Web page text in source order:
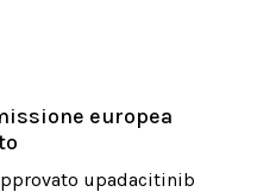
europea
upadacitinib